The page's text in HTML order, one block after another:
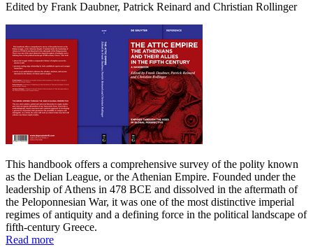
Edited by Frank Daubner, Patrick Reinard and Christian Rollinger
This handbook offers a comprehensive survey of the polity known
as the Delian League, or the Athenian Empire. Founded under the
leadership of Athens in 478 BCE and dissolved in the aftermath of
the Peloponnesian War, it was one of the most distinctive imperial
regimes of antiquity and a defining force in the political landscape of
fifth-century Greece.
Read more